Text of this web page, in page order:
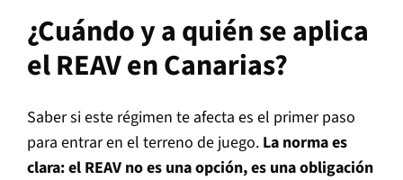
¿Cuándo y a quién se aplica
el REAV en Canarias?
Saber si este régimen te afecta es el primer paso
para entrar en el terreno de juego. La norma es
clara: el REAV no es una opción, es una obligación